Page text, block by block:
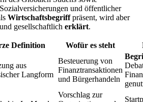
und öffentlicher
Wirtschaftsbegriffpräsent, wird aber
gesellschaftlich erklärt.
Definition Wofür es steht
aus
Langform
Besteuerung von
Finanztransaktionen
und Bürgerhandeln
Vorschlag zur